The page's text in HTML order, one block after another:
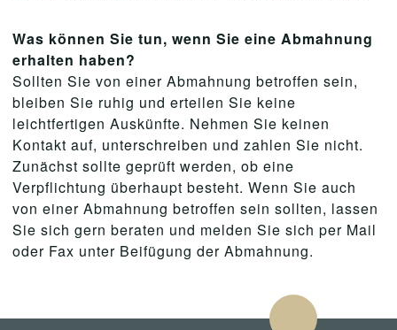
Was können Sie tun, wenn Sie eine Abmahnung
erhalten haben?
Sollten Sie von einer Abmahnung betroffen sein,
bleiben Sie ruhig und erteilen Sie keine
leichtfertigen Auskünfte. Nehmen Sie keinen
Kontakt auf, unterschreiben und zahlen Sie nicht.
Zunächst sollte geprüft werden, ob eine
Verpflichtung überhaupt besteht. Wenn Sie auch
von einer Abmahnung betroffen sein sollten, lassen
Sie sich gern beraten und melden Sie sich per Mail
oder Fax unter Beifügung der Abmahnung.